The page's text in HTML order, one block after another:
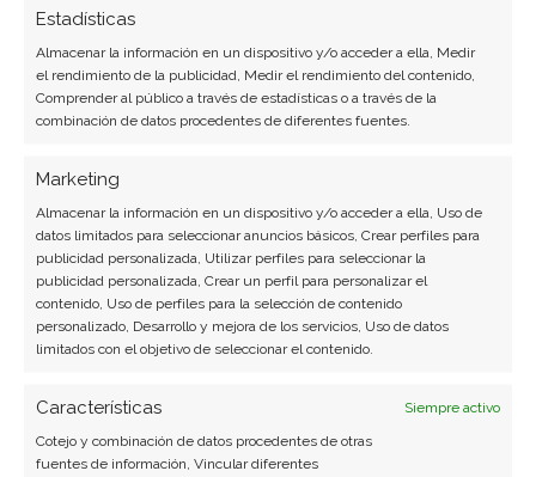
Estadísticas
Almacenar la información en un dispositivo y/o acceder a ella, Medir
el rendimiento de la publicidad, Medir el rendimiento del contenido,
Comprender al público a través de estadísticas o a través de la
combinación de datos procedentes de diferentes fuentes.
Marketing
Almacenar la información en un dispositivo y/o acceder a ella, Uso de
datos limitados para seleccionar anuncios básicos, Crear perfiles para
publicidad personalizada, Utilizar perfiles para seleccionar la
publicidad personalizada, Crear un perfil para personalizar el
contenido, Uso de perfiles para la selección de contenido
personalizado, Desarrollo y mejora de los servicios, Uso de datos
limitados con el objetivo de seleccionar el contenido.
Características
Siempre activo
Cotejo y combinación de datos procedentes de otras
fuentes de información, Vincular diferentes
Copiar enlace
SOBRE EL AUTOR
Javier Martínez González
Ingeniero de software convertido en escritor
hardware, software empresarial y computación en